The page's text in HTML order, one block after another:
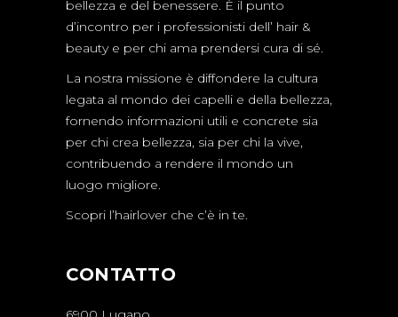
bellezza e del benessere. È il punto
d’incontro per i professionisti dell’ hair &
beauty e per chi ama prendersi cura di sé.
La nostra missione è diffondere la cultura
legata al mondo dei capelli e della bellezza,
fornendo informazioni utili e concrete sia
per chi crea bellezza, sia per chi la vive,
contribuendo a rendere il mondo un
luogo migliore.
Scopri l’hairlover che c’è in te.
CONTATTO